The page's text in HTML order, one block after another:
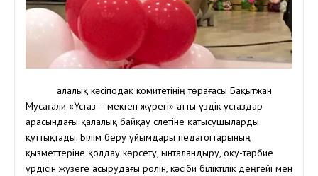
Қалалық кәсіподақ комитетінің төрағасы Бақытжан
Мусағали «Ұстаз – мектеп жүрегі» атты үздік ұстаздар
арасындағы қалалық байқау слетіне қатысушыларды
құттықтады. Білім беру ұйымдары педагогтарының
қызметтеріне қолдау көрсету, ынталандыру, оқу-тәрбие
үрдісін жүзеге асырудағы ролін, кәсіби біліктілік деңгейі мен